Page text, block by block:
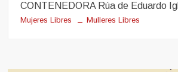
CONTENEDORA Rúa de Eduardo
Mujeres Libres Mulleres Libres